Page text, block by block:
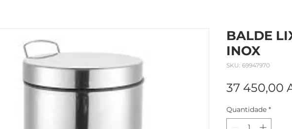
BALDE
INOX
SKU: 69947970
37 450,00
Quantidade *